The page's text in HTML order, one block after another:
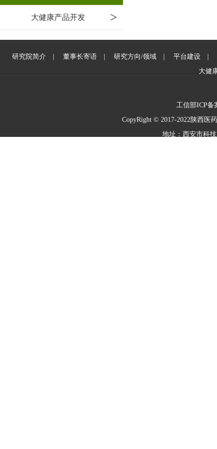
大健康产品开发 >
研究院简介 董事长寄语| 研究方向/领域| 平台建设|
大健
工信部ICP备
CopyRight © 2017-2022陕西
地址：西安市科